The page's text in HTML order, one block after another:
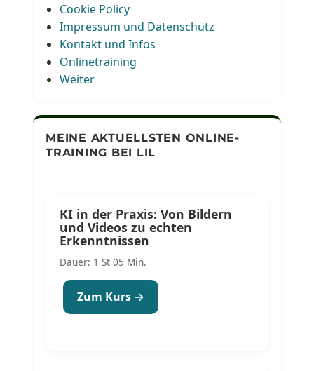
Cookie Policy
Impressum und Datenschutz
Kontakt und Infos
Onlinetraining
Weiter
MEINE AKTUELLSTEN ONLINE-
TRAINING BEI LIL
KI in der Praxis: Von Bildern
und Videos zu echten
Erkenntnissen
Dauer: 1 St 05 Min.
Zum Kurs →